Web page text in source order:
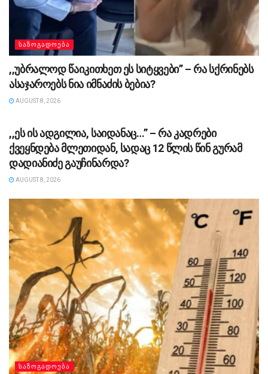
ᲡᲐᲖᲝᲒᲐᲓᲝᲔᲑᲐ
,,უბ­რა­ლოდ წა­ი­კი­თხეთ ეს სი­ტყვე­ბი” – რა სქრინებს
ასაჯაროებს ნია იმნაძის ბებია?
AUGUST 8, 2026
,,ეს ის ადგილია, საიდანაც…” – რა კადრები
ქვეყნდება მლეთიდან, სადაც 12 წლის წინ გურამ
დადიანიძე გაუჩინარდა?
AUGUST 8, 2026
ᲡᲐᲖᲝᲒᲐᲓᲝᲔᲑᲐ